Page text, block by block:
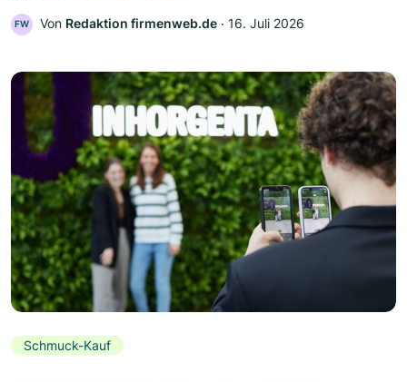
FW Von Redaktion firmenweb.de ‧ 16. Juli 2026
Schmuck-Kauf